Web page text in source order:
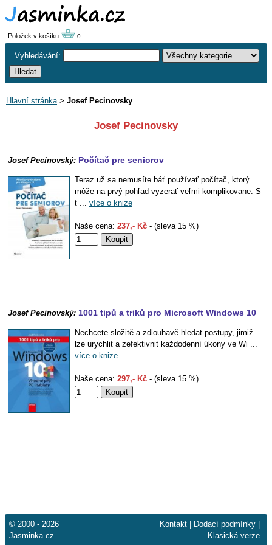
Položek v košíku 0
Vyhledávání:
Hlavní stránka> Josef Pecinovsky
Josef Pecinovsky
Josef Pecinovský: Počítač pre seniorov
Teraz už sa nemusíte báť používať počítač, ktorý
môže na prvý pohľad vyzerať veľmi komplikovane. S
t ... více o knize
Naše cena: 237,- Kč - (sleva 15 %)
Josef Pecinovský: 1001 tipů a triků pro Microsoft Windows 10
Nechcete složitě a zdlouhavě hledat postupy, jimiž
lze urychlit a zefektivnit každodenní úkony ve Wi ...
více o knize
Naše cena: 297,- Kč - (sleva 15 %)
© 2000 - 2026
Jasminka.cz
Kontakt Dodací podmínky